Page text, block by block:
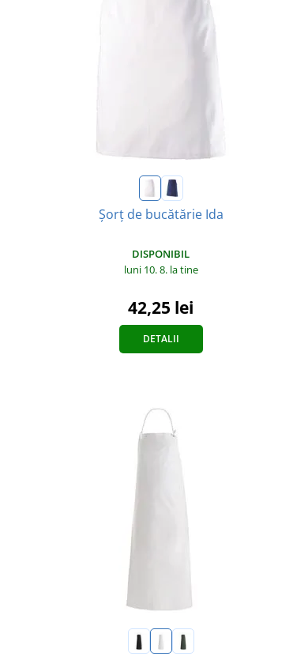
Șorț de bucătărie Ida
DISPONIBIL
luni 10. 8. la tine
42,25 lei
DETALII